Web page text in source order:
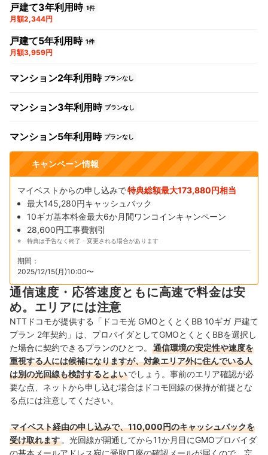
戸建て3年利用時 1件
月額2,344円
戸建て5年利用時 1件
月額3,959円
マンション2年利用時 プランなし
マンション3年利用時 プランなし
マンション5年利用時 プランなし
キャンペーン情報
マイベストからの申し込みで特典総額最大173,880円相当
最大145,280円キャッシュバック
10ギガ基本料金最大6か月間ワンコインキャンペーン
28,600円工事費割引
特典は予告なく終了・変更される場合があります
期間：
2025/12/15(月)10:00〜
通信速度・応答速度ともに高速で料金は安
め。エリアには注意
NTTドコモが提供する「ドコモ光 GMOとくとくBB 10ギガ 戸建て
プラン 2年契約」は、プロバイダとしてGMOとくとくBBを選択し
た場合に契約できるプランのひとつ。
通信環境の安定性や速度を
重視する人には候補になりますが、対象エリア外に住んでいる人
は別の光回線も検討するとよいでしょう。事前のエリア確認が必
要な点、ネットから申し込む場合はドコモ回線の保持が前提とな
る点には注意してください。
マイベスト経由の申し込みで、110,000円のキャッシュバックを
受け取れます 。光回線が開通してから11か月目にGMOプロバイダ
の基本メールアドレス宛に受取口座の確認メールが届くので、忘